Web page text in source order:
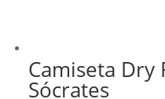
Camiseta Dry
Sócrates